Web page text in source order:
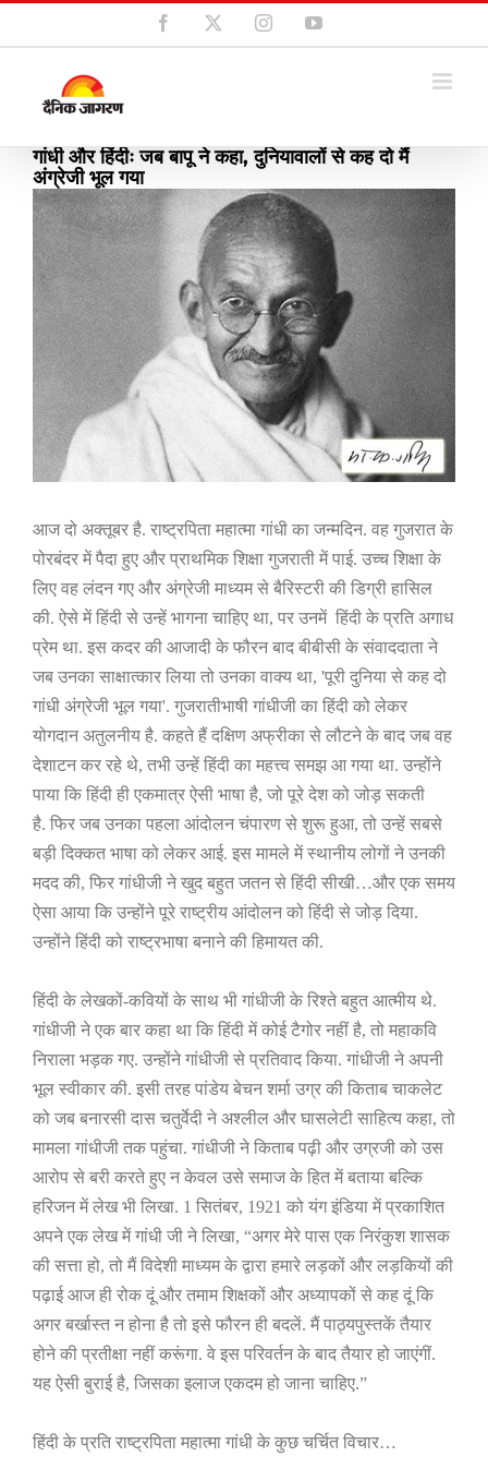
Skip
to
Facebook InstagramYouTube
गांधी और हिंदीः जब बापू ने कहा, दुनियावालों से कह दो मैं
अंग्रेजी भूल गया
View
Larger
Image
आज दो अक्तूबर है. राष्ट्रपिता महात्मा गांधी का जन्मदिन. वह गुजरात के
पोरबंदर में पैदा हुए और प्राथमिक शिक्षा गुजराती में पाई. उच्च शिक्षा के
लिए वह लंदन गए और अंग्रेजी माध्यम से बैरिस्टरी की डिग्री हासिल
की. ऐसे में हिंदी से उन्हें भागना चाहिए था, पर उनमें हिंदी के प्रति अगाध
प्रेम था. इस कदर की आजादी के फौरन बाद बीबीसी के संवाददाता ने
जब उनका साक्षात्कार लिया तो उनका वाक्य था, 'पूरी दुनिया से कह दो
गांधी अंग्रेजी भूल गया'. गुजरातीभाषी गांधीजी का हिंदी को लेकर
योगदान अतुलनीय है. कहते हैं दक्षिण अफ्रीका से लौटने के बाद जब वह
देशाटन कर रहे थे, तभी उन्हें हिंदी का महत्त्व समझ आ गया था. उन्होंने
पाया कि हिंदी ही एकमात्र ऐसी भाषा है, जो पूरे देश को जोड़ सकती
है. फिर जब उनका पहला आंदोलन चंपारण से शुरू हुआ, तो उन्हें सबसे
बड़ी दिक्कत भाषा को लेकर आई. इस मामले में स्थानीय लोगों ने उनकी
मदद की, फिर गांधीजी ने खुद बहुत जतन से हिंदी सीखी…और एक समय
ऐसा आया कि उन्होंने पूरे राष्ट्रीय आंदोलन को हिंदी से जोड़ दिया.
उन्होंने हिंदी को राष्ट्रभाषा बनाने की हिमायत की.
हिंदी के लेखकों-कवियों के साथ भी गांधीजी के रिश्ते बहुत आत्मीय थे.
गांधीजी ने एक बार कहा था कि हिंदी में कोई टैगोर नहीं है, तो महाकवि
निराला भड़क गए. उन्होंने गांधीजी से प्रतिवाद किया. गांधीजी ने अपनी
भूल स्वीकार की. इसी तरह पांडेय बेचन शर्मा उग्र की किताब चाकलेट
को जब बनारसी दास चतुर्वेदी ने अश्लील और घासलेटी साहित्य कहा, तो
मामला गांधीजी तक पहुंचा. गांधीजी ने किताब पढ़ी और उग्रजी को उस
आरोप से बरी करते हुए न केवल उसे समाज के हित में बताया बल्कि
हरिजन में लेख भी लिखा. 1 सितंबर, 1921 को यंग इंडिया में प्रकाशित
अपने एक लेख में गांधी जी ने लिखा, “अगर मेरे पास एक निरंकुश शासक
की सत्ता हो, तो मैं विदेशी माध्यम के द्वारा हमारे लड़कों और लड़कियों की
पढ़ाई आज ही रोक दूं और तमाम शिक्षकों और अध्यापकों से कह दूं कि
अगर बर्खास्त न होना है तो इसे फौरन ही बदलें. मैं पाठ्यपुस्तकें तैयार
होने की प्रतीक्षा नहीं करूंगा. वे इस परिवर्तन के बाद तैयार हो जाएंगीं.
यह ऐसी बुराई है, जिसका इलाज एकदम हो जाना चाहिए.”
हिंदी के प्रति राष्ट्रपिता महात्मा गांधी के कुछ चर्चित विचार…